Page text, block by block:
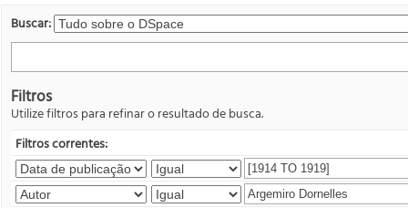
Buscar:
Filtros
Utilize filtros para refinar o resultado de busca.
Filtros correntes: